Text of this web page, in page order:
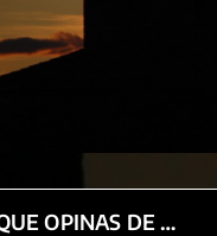
OPINAS DE …